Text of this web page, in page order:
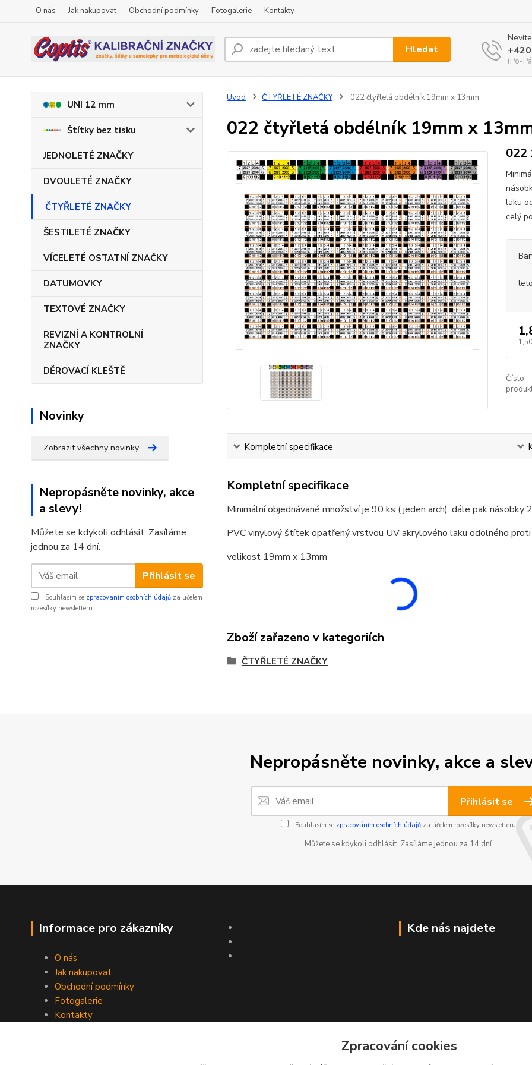
O nás Jak nakupovat Obchodní podmínky Fotogalerie Kontakty
Hledat
(Po-
UNI 12 mm
Štítky bez tisku
JEDNOLETÉ ZNAČKY
DVOULETÉ ZNAČKY
ČTYŘLETÉ ZNAČKY
ŠESTILETÉ ZNAČKY
VÍCELETÉ OSTATNÍ ZNAČKY
DATUMOVKY
TEXTOVÉ ZNAČKY
REVIZNÍ A KONTROLNÍ
ZNAČKY
DĚROVACÍ KLEŠTĚ
Novinky
Zobrazit všechny novinky
Nepropásněte novinky, akce
a slevy!
Můžete se kdykoli odhlásit. Zasíláme
jednou za 14 dní.
Přihlásit se
Souhlasím se zpracováním osobních údajů za účelem
rozesílky newsletteru.
Úvod ČTYŘLETÉ ZNAČKY 022 čtyřletá obdélník 19mm x 13mm
022 čtyřletá obdélník 19mm x
022
laku
celý
Číslo
Kompletní specifikace
Kompletní specifikace
Minimální objednávané množství je 90 ks ( jeden arch). dále pak násobky
PVC vinylový štítek opatřený vrstvou UV akrylového laku odolného
velikost 19mm x 13mm
Zboží zařazeno v kategoriích
ČTYŘLETÉ ZNAČKY
Nepropásněte novinky, akce a
Přihlásit se
Souhlasím se zpracováním osobních údajůza účelem rozesílky newsletteru.
Můžete se kdykoli odhlásit. Zasíláme jednou za 14 dní.
Informace pro zákazníky
O nás
Jak nakupovat
Obchodní podmínky
Fotogalerie
Kontakty
Kde nás najdete
Zpracování cookies